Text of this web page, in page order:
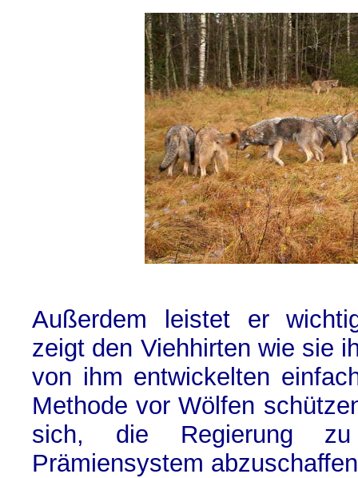
Außerdem leistet er
zeigt den Viehhirten wie sie
von ihm entwickelten
Methode vor Wölfen
sich, die Regierung zu
Prämiensystem